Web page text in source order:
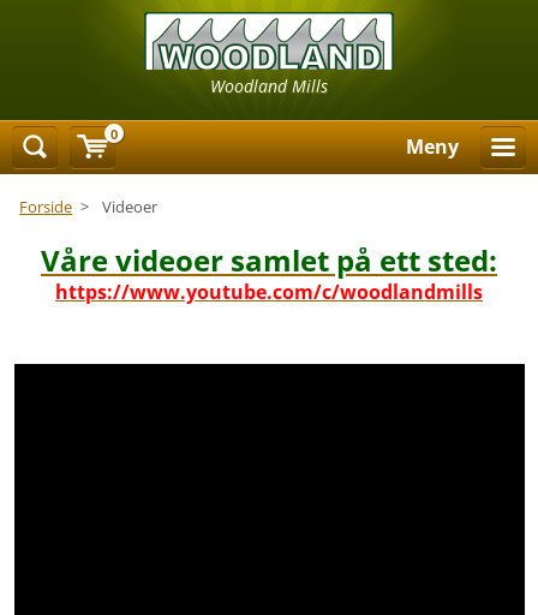
Woodland Mills
Meny
Forside > Videoer
Våre videoer samlet på ett sted:
https://www.youtube.com/c/woodlandmills
0